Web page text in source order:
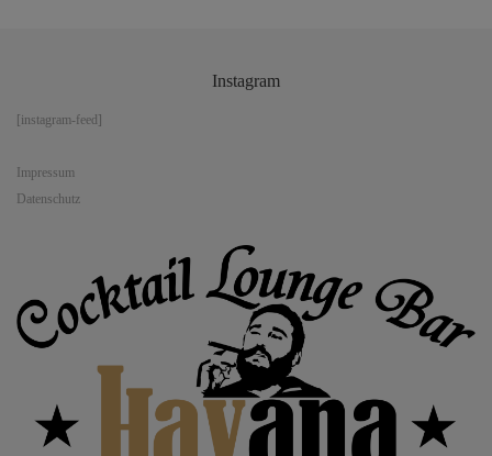
Instagram
[instagram-feed]
Impressum
Datenschutz